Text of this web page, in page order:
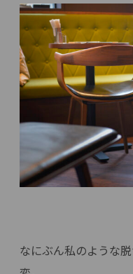
なにぶん私のような